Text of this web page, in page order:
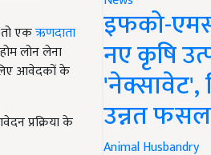
लोन लेना
आवेदकों के
प्रक्रिया के
इफको-
नए कृषि
'नेक्सावेट',
उन्नत फसल
Animal Husbandry